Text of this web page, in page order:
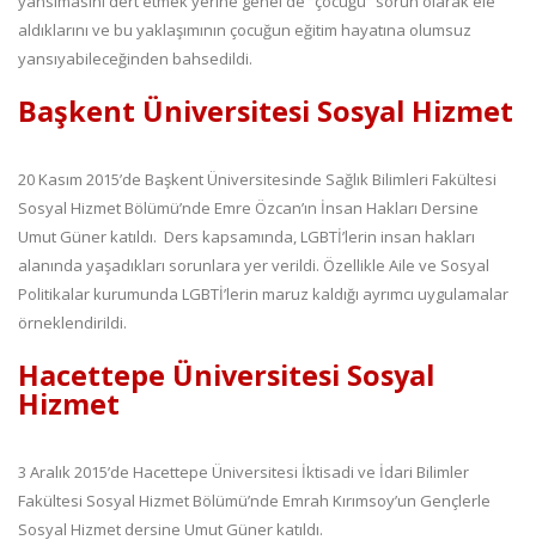
aldıklarını ve bu yaklaşımının çocuğun eğitim hayatına olumsuz
yansıyabileceğinden bahsedildi.
Başkent Üniversitesi Sosyal Hizmet
20 Kasım 2015’de Başkent Üniversitesinde Sağlık Bilimleri Fakültesi
Sosyal Hizmet Bölümü’nde Emre Özcan’ın İnsan Hakları Dersine
Umut Güner katıldı. Ders kapsamında, LGBTİ’lerin insan hakları
alanında yaşadıkları sorunlara yer verildi. Özellikle Aile ve Sosyal
Politikalar kurumunda LGBTİ’lerin maruz kaldığı ayrımcı uygulamalar
örneklendirildi.
Hacettepe Üniversitesi Sosyal
Hizmet
3 Aralık 2015’de Hacettepe Üniversitesi İktisadi ve İdari Bilimler
Fakültesi Sosyal Hizmet Bölümü’nde Emrah Kırımsoy’un Gençlerle
Sosyal Hizmet dersine Umut Güner katıldı.